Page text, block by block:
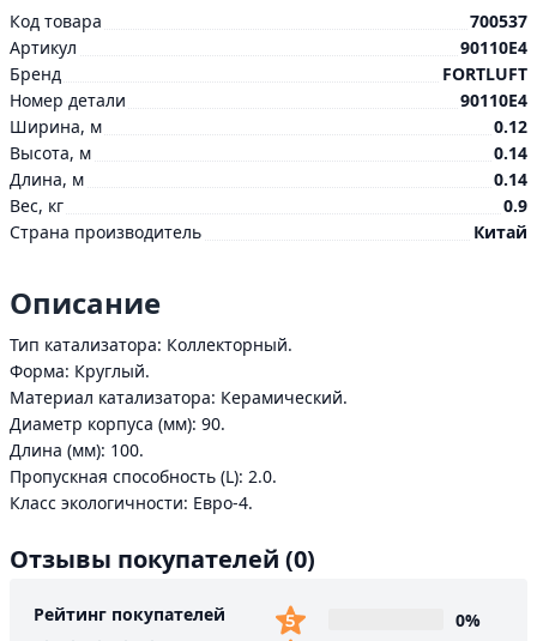
Код товара
700537
Артикул
90110E4
Бренд
FORTLUFT
Номер детали
90110E4
Ширина, м
0.12
Высота, м
0.14
Длина, м
0.14
Вес, кг
0.9
Страна производитель
Китай
Описание
Тип катализатора: Коллекторный.
Форма: Круглый.
Материал катализатора: Керамический.
Диаметр корпуса (мм): 90.
Длина (мм): 100.
Пропускная способность (L): 2.0.
Класс экологичности: Евро-4.
Отзывы покупателей (0)
Рейтинг покупателей
0%